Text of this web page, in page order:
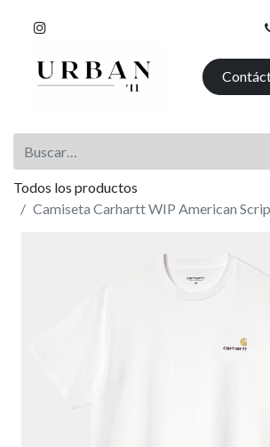
Todos los productos
Camiseta Carhartt WIP American